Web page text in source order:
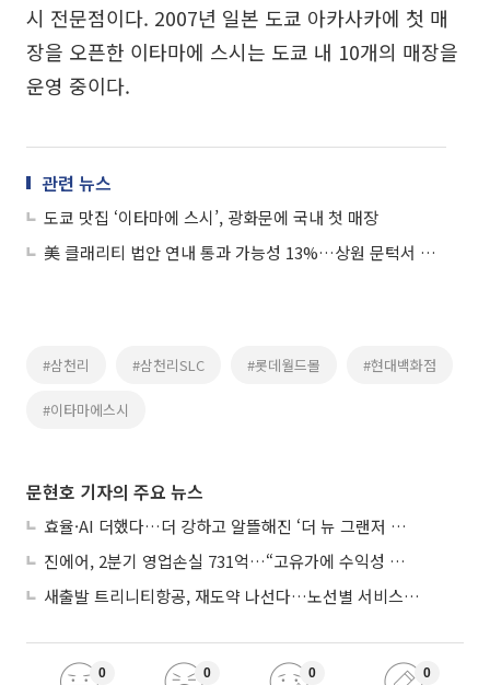
시 전문점이다. 2007년 일본 도쿄 아카사카에 첫 매
장을 오픈한 이타마에 스시는 도쿄 내 10개의 매장을
운영 중이다.
관련 뉴스
도쿄 맛집 ‘이타마에 스시’, 광화문에 국내 첫 매장
美 클래리티 법안 연내 통과 가능성 13%…상원 문턱서 제동
#삼천리 #삼천리SLC #롯데월드몰 #현대백화점
#이타마에스시
문현호 기자의 주요 뉴스
효율·AI 더했다…더 강하고 알뜰해진 ‘더 뉴 그랜저 하이브리드’
진에어, 2분기 영업손실 731억…“고유가에 수익성 악화”
새출발 트리니티항공, 재도약 나선다…노선별 서비스 차별화
0 0 0 0